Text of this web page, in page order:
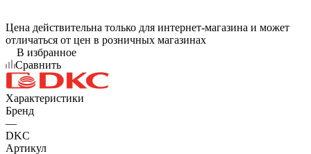
Цена действительна только для интернет-магазина и может
отличаться от цен в розничных магазинах
В избранное
Сравнить
Характеристики
Бренд
—
DKC
Артикул